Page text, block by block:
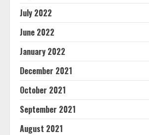
July 2022
June 2022
January 2022
December 2021
October 2021
September 2021
August 2021